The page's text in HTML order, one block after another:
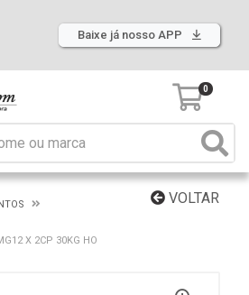
Baixe já nosso APP
0
VOLTAR
X 2CP 30KG HO